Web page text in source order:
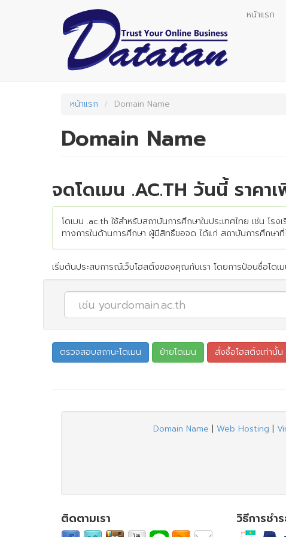
หน้าแรก
หน้าแรก Domain Name
Domain Name
จดโดเมน .AC.TH วันนี้ ราค
โดเมน .ac.th ใช้สำหรับสถาบันการศึกษาในประเทศไทย เช่น โ
ทางการในด้านการศึกษา ผู้มีสิทธิ์ขอจด ได้แก่ สถาบันการศึกษ
เริ่มต้นประสบการณ์เว็บโฮสติ้งของคุณกับเรา โดยการป้อนชื่อโด
Domain Name | Web Hosting |
ติดตามเรา วิธีการชำร